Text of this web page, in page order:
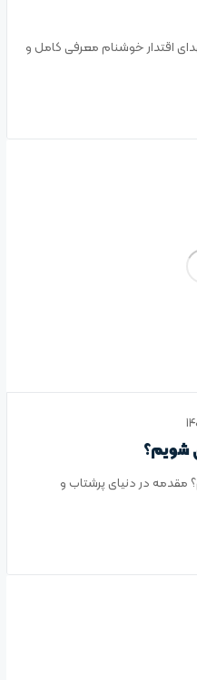
اقتدار خوشنام معرفی کامل و
شویم؟
در دنیای پرشتاب و